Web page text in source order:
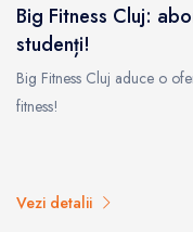
Big Fitness Cluj:
studenți!
Big Fitness Cluj aduce o
fitness!
Vezi detalii